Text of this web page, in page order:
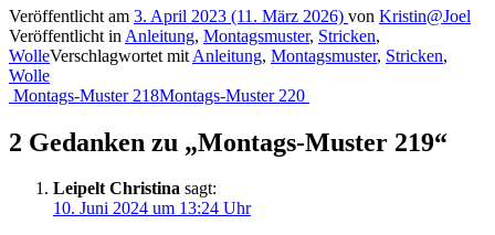
Veröffentlicht am 3. April 2023 (11. März 2026) von Kristin@Joel
Veröffentlicht in Anleitung, Montagsmuster, Stricken,
WolleVerschlagwortet mit Anleitung, Montagsmuster, Stricken,
Wolle
Beitragsnavigation
Montags-Muster 218Montags-Muster 220
2 Gedanken zu „Montags-Muster 219“
Leipelt Christina sagt:
10. Juni 2024 um 13:24 Uhr